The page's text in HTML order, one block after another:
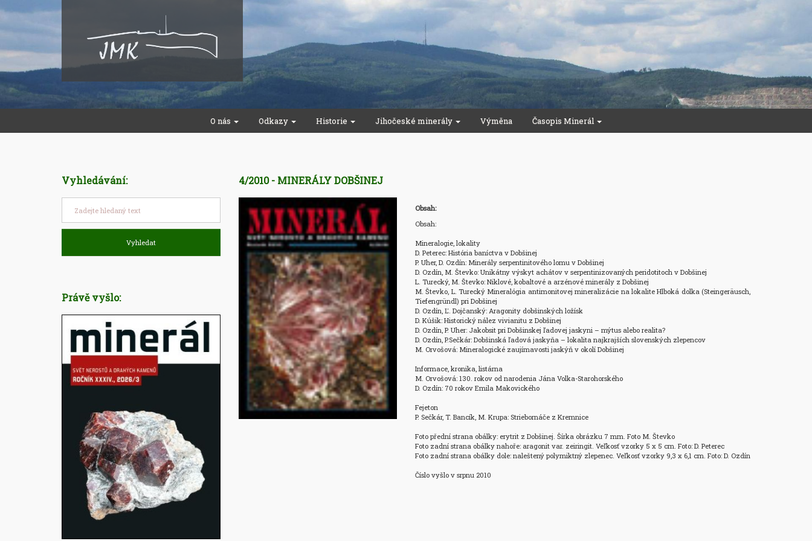
O nás Odkazy Historie Jihočeské minerály Výměna Časopis Minerál
4/2010 - MINERÁLY DOBŠINEJ
Obsah:
Obsah:
Mineralogie, lokality
D. Peterec: História baníctva v Dobšinej
P. Uher, D. Ozdín: Minerály serpentinitového lomu v Dobšinej
D. Ozdín, M. Števko: Unikátny výskyt achátov v serpentinizovaných peridotitoch v Dobšinej
L. Turecký, M. Števko: Niklové, kobaltové a arzénové minerály z Dobšinej
M. Števko, L. Turecký Mineralógia antimonitovej mineralizácie na lokalite Hlboká dolka (Steingeräusch,
Tiefengründl) pri Dobšinej
D. Ozdín, Ľ. Dojčanský: Aragonity dobšinských ložísk
D. Kúšik: Historický nález vivianitu z Dobšinej
D. Ozdín, P. Uher: Jakobsit pri Dobšinskej ľadovej jaskyni – mýtus alebo realita?
D. Ozdín, P.Sečkár: Dobšinská ľadová jaskyňa – lokalita najkrajších slovenských zlepencov
M. Orvošová: Mineralogické zaujímavosti jaskýň v okolí Dobšinej
Informace, kronika, listárna
M. Orvošová: 130. rokov od narodenia Jána Volka-Starohorského
D. Ozdín: 70 rokov Emila Makovického
Fejeton
P. Sečkár, T. Bancík, M. Krupa: Striebornáče z Kremnice
Foto přední strana obálky: erytrit z Dobšinej. Šírka obrázku 7 mm. Foto M. Števko
Foto zadní strana obálky nahoře: aragonit var. zeiringit. Veľkosť vzorky 5 x 5 cm. Foto: D. Peterec
Foto zadní strana obálky dole: naleštený polymiktný zlepenec. Veľkosť vzorky 9,3 x 6,1 cm. Foto: D. Ozdín
Číslo vyšlo v srpnu 2010
Vyhledávání:
Vyhledat
Právě vyšlo: